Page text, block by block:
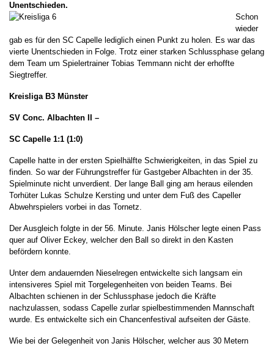
Unentschieden.
Schon
wieder
gab es für den SC Capelle lediglich einen Punkt zu holen. Es war das
vierte Unentschieden in Folge. Trotz einer starken Schlussphase gelang
dem Team um Spielertrainer Tobias Temmann nicht der erhoffte
Siegtreffer.
Kreisliga B3 Münster
SV Conc. Albachten II –
SC Capelle 1:1 (1:0)
Capelle hatte in der ersten Spielhälfte Schwierigkeiten, in das Spiel zu
finden. So war der Führungstreffer für Gastgeber Albachten in der 35.
Spielminute nicht unverdient. Der lange Ball ging am heraus eilenden
Torhüter Lukas Schulze Kersting und unter dem Fuß des Capeller
Abwehrspielers vorbei in das Tornetz.
Der Ausgleich folgte in der 56. Minute. Janis Hölscher legte einen Pass
quer auf Oliver Eckey, welcher den Ball so direkt in den Kasten
befördern konnte.
Unter dem andauernden Nieselregen entwickelte sich langsam ein
intensiveres Spiel mit Torgelegenheiten von beiden Teams. Bei
Albachten schienen in der Schlussphase jedoch die Kräfte
nachzulassen, sodass Capelle zurlar spielbestimmenden Mannschaft
wurde. Es entwickelte sich ein Chancenfestival aufseiten der Gäste.
Wie bei der Gelegenheit von Janis Hölscher, welcher aus 30 Metern